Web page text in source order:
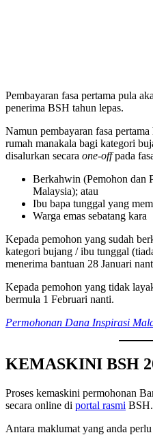
Pembayaran fasa pertama pula
penerima BSH tahun lepas.
Namun pembayaran fasa
rumah manakala bagi kategori
disalurkan secara one-offpada
Berkahwin (Pemohon dan
Malaysia); atau
Ibu bapa tunggal yang
Warga emas sebatang kara
Kepada pemohon yang sudah
kategori bujang / ibu tunggal
menerima bantuan 28 Januari
Kepada pemohon yang tidak
bermula 1 Februari nanti.
Permohonan Dana Inspirasi
KEMASKINI BSH
Proses kemaskini permohonan
secara online di portal rasmi BSH.
Antara maklumat yang anda